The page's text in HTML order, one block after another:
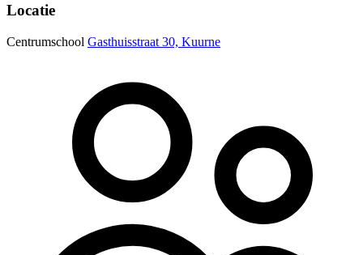
Locatie
Centrumschool Gasthuisstraat 30, Kuurne